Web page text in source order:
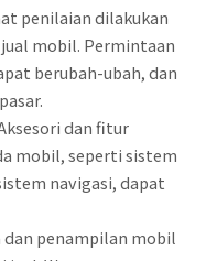
penilaian dilakukan
mobil. Permintaan
berubah-ubah, dan
dan fitur
mobil, seperti sistem
navigasi, dapat
dan penampilan mobil